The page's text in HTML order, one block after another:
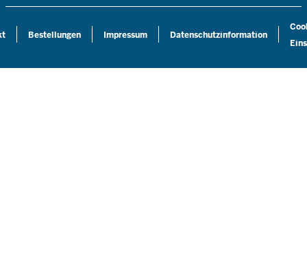
Bestellungen Impressum Datenschutzinformation